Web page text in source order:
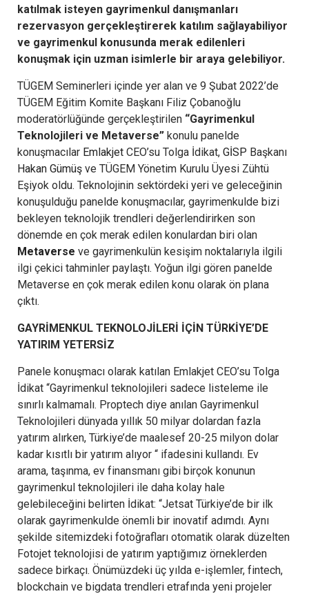
katılmak isteyen gayrimenkul danışmanları
rezervasyon gerçekleştirerek katılım sağlayabiliyor
ve gayrimenkul konusunda merak edilenleri
konuşmak için uzman isimlerle bir araya gelebiliyor.
TÜGEM Seminerleri içinde yer alan ve 9 Şubat 2022’de
TÜGEM Eğitim Komite Başkanı Filiz Çobanoğlu
moderatörlüğünde gerçekleştirilen “Gayrimenkul
Teknolojileri ve Metaverse” konulu panelde
konuşmacılar Emlakjet CEO’su Tolga İdikat, GİSP Başkanı
Hakan Gümüş ve TÜGEM Yönetim Kurulu Üyesi Zühtü
Eşiyok oldu. Teknolojinin sektördeki yeri ve geleceğinin
konuşulduğu panelde konuşmacılar, gayrimenkulde bizi
bekleyen teknolojik trendleri değerlendirirken son
dönemde en çok merak edilen konulardan biri olan
Metaverse ve gayrimenkulün kesişim noktalarıyla ilgili
ilgi çekici tahminler paylaştı. Yoğun ilgi gören panelde
Metaverse en çok merak edilen konu olarak ön plana
çıktı.
GAYRİMENKUL TEKNOLOJİLERİ İÇİN TÜRKİYE’DE
YATIRIM YETERSİZ
Panele konuşmacı olarak katılan Emlakjet CEO’su Tolga
İdikat “Gayrimenkul teknolojileri sadece listeleme ile
sınırlı kalmamalı. Proptech diye anılan Gayrimenkul
Teknolojileri dünyada yıllık 50 milyar dolardan fazla
yatırım alırken, Türkiye’de maalesef 20-25 milyon dolar
kadar kısıtlı bir yatırım alıyor “ ifadesini kullandı. Ev
arama, taşınma, ev finansmanı gibi birçok konunun
gayrimenkul teknolojileri ile daha kolay hale
gelebileceğini belirten İdikat: “Jetsat Türkiye’de bir ilk
olarak gayrimenkulde önemli bir inovatif adımdı. Aynı
şekilde sitemizdeki fotoğrafları otomatik olarak düzelten
Fotojet teknolojisi de yatırım yaptığımız örneklerden
sadece birkaçı. Önümüzdeki üç yılda e-işlemler, fintech,
blockchain ve bigdata trendleri etrafında yeni projeler